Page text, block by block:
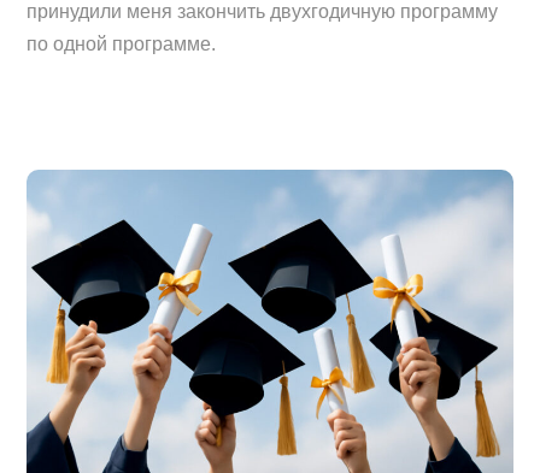
принудили меня закончить двухгодичную программу
по одной программе.